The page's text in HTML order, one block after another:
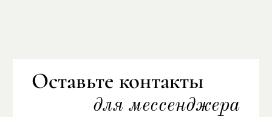
Оставьте контакты
для мессенджера